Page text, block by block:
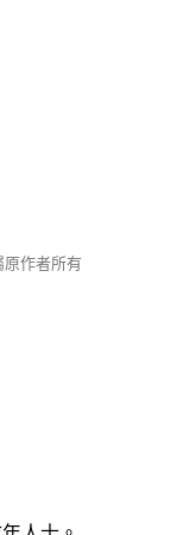
原作者所有